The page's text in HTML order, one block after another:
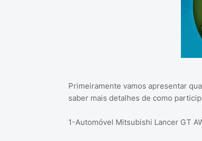
Primeiramente vamos apresentar
saber mais detalhes de como
1-Automóvel Mitsubishi Lancer GT